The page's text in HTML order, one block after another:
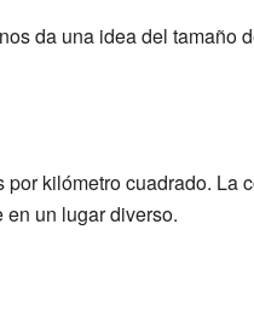
da una idea del tamaño
kilómetro cuadrado. La
un lugar diverso.